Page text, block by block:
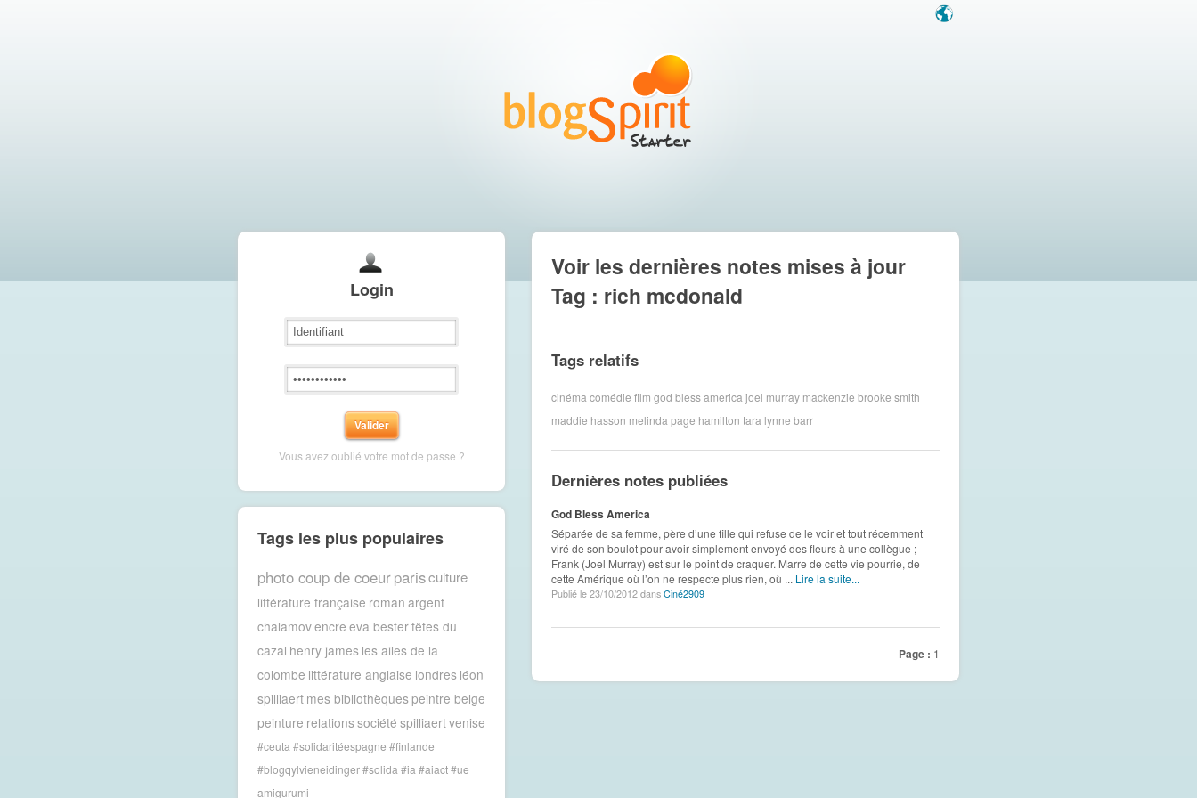
Login
Vous avez oublié votre mot de passe ?
Tags les plus populaires
photo coup de coeurparisculture
littérature française roman argent
chalamovencre eva besterfêtes du
cazal henry james les ailes de la
colombe littérature anglaise londres léon
spilliaert mes bibliothèquespeintre belge
peinture relationssociété spilliaertvenise
#ceuta #solidaritéespagne #finlande
#blogqylvieneidinger #solida #ia #aiact #ue
amigurumi
Voir les dernières notes mises à jour
Tag : rich mcdonald
Tags relatifs
cinéma comédie film god bless america joel murray mackenzie brooke smith
maddie hasson melinda page hamilton tara lynne barr
Dernières notes publiées
God Bless America
Séparée de sa femme, père d’une fille qui refuse de le voir et tout récemment
viré de son boulot pour avoir simplement envoyé des fleurs à une collègue ;
Frank (Joel Murray) est sur le point de craquer. Marre de cette vie pourrie, de
cette Amérique où l’on ne respecte plus rien, où ... Lire la suite...
Publié le 23/10/2012 dans Ciné2909
Page : 1